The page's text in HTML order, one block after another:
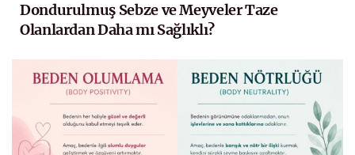
Dondurulmuş Sebze ve Meyveler Taze
Olanlardan Daha mı Sağlıklı?